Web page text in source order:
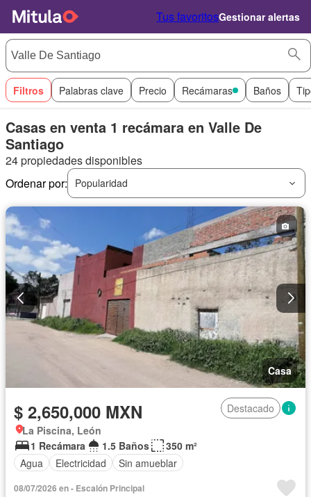
Tus favoritosGestionar alertas
Filtros Palabras clave Precio Recámaras Baños
Casas en venta 1 recámara en Valle De
Santiago
24 propiedades disponibles
Ordenar por:
Popularidad
Casa
$ 2,650,000 MXN
Destacado
La Piscina, León
1 Recámara
1.5 Baños
350 m²
Agua
Electricidad Sin amueblar
08/07/2026 en - Escalón Principal